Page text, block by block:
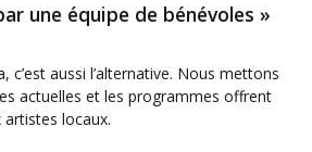
une équipe de bénévoles »
c’est aussi l’alternative. Nous mettons
actuelles et les programmes offrent
locaux.